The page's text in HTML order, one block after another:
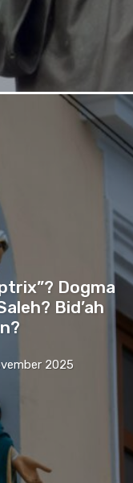
Dogma
Bid’ah
2025